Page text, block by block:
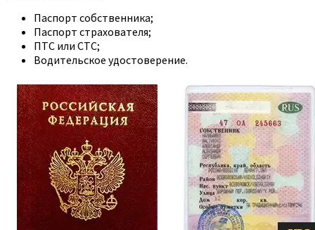
Паспорт собственника;
Паспорт страхователя;
ПТС или СТС;
Водительское удостоверение.